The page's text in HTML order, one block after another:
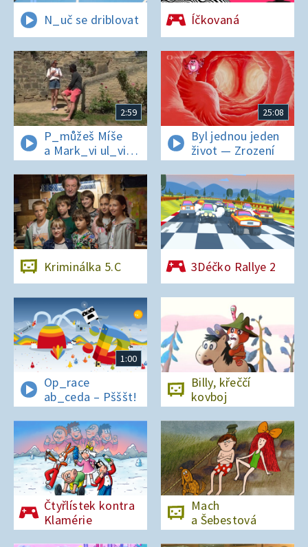
N_uč se driblovat Íčkovaná
2:59
P_můžeš Míše
a Mark_vi ul_vit
hesl_ na zámku
v Nelahezevsi?
25:08
Byl jednou jeden
život — Zrození
Kriminálka 5.C 3Déčko Rallye 2
1:00
Op_race
ab_ceda – Pšššt!
Billy, křeččí
kovboj
Čtyřlístek kontra
Klamérie
Mach
a Šebestová